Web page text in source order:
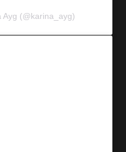
Ayg (@karina_ayg)